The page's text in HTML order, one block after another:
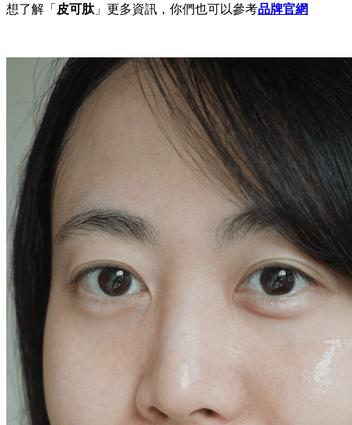
想了解「 皮可肽 」更多資訊，你們也可以參考品牌官網